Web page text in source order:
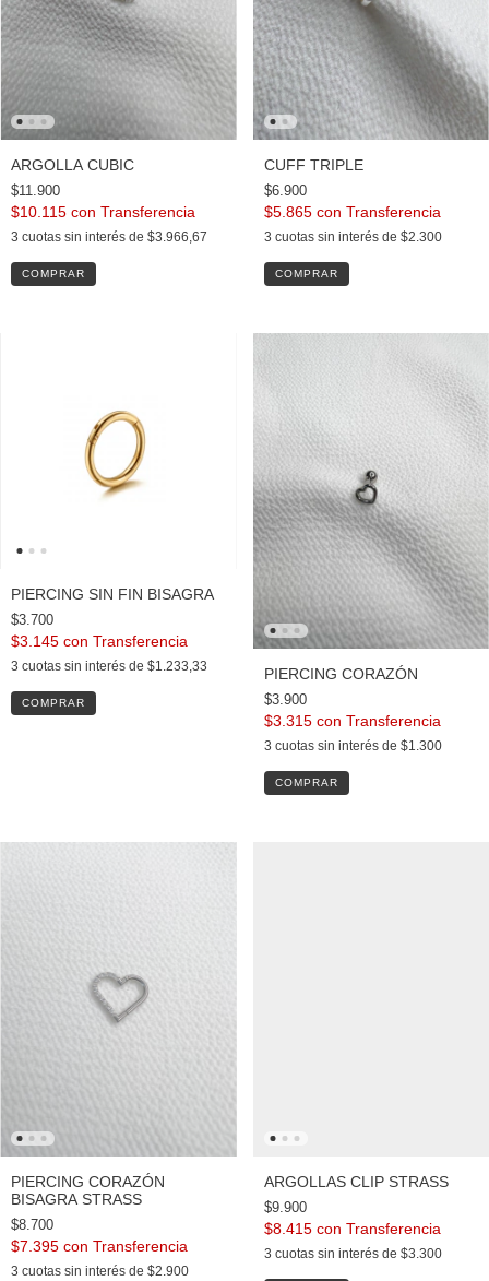
ARGOLLA CUBIC
$11.900
$10.115 con
3 cuotas sin interés de $3.966,67
CUFF TRIPLE
$6.900
$5.865 con
3 cuotas sin interés de $2.300
PIERCING SIN FIN BISAGRA
$3.700
$3.145 con
3 cuotas sin interés de $1.233,33
COMPRAR
PIERCING CORAZÓN
$3.900
$3.315 con
3 cuotas sin interés de $1.300
PIERCING CORAZÓN
BISAGRA STRASS
$8.700
$7.395 con
3 cuotas sin interés de $2.900
ARGOLLAS CLIP STRASS
$9.900
$8.415 con
3 cuotas sin interés de $3.300